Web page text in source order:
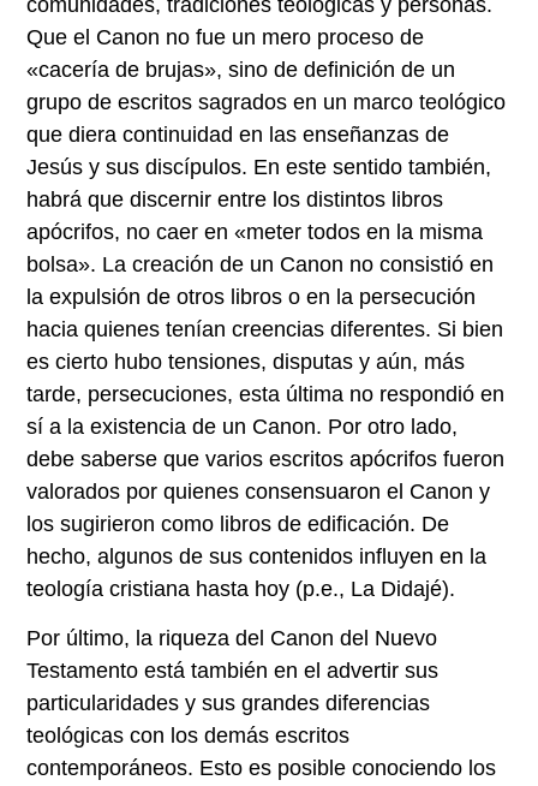
comunidades, tradiciones teológicas y personas.
Que el Canon no fue un mero proceso de
«cacería de brujas», sino de definición de un
grupo de escritos sagrados en un marco teológico
que diera continuidad en las enseñanzas de
Jesús y sus discípulos. En este sentido también,
habrá que discernir entre los distintos libros
apócrifos, no caer en «meter todos en la misma
bolsa». La creación de un Canon no consistió en
la expulsión de otros libros o en la persecución
hacia quienes tenían creencias diferentes. Si bien
es cierto hubo tensiones, disputas y aún, más
tarde, persecuciones, esta última no respondió en
sí a la existencia de un Canon. Por otro lado,
debe saberse que varios escritos apócrifos fueron
valorados por quienes consensuaron el Canon y
los sugirieron como libros de edificación. De
hecho, algunos de sus contenidos influyen en la
teología cristiana hasta hoy (p.e., La Didajé).
Por último, la riqueza del Canon del Nuevo
Testamento está también en el advertir sus
particularidades y sus grandes diferencias
teológicas con los demás escritos
contemporáneos. Esto es posible conociendo los